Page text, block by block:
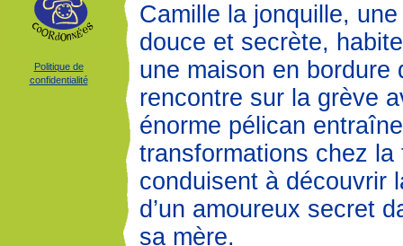
Politique de
confidentialité
Camille la jonquille,
douce et secrète,
une maison en bordure
rencontre sur la grève
énorme pélican
transformations chez la
conduisent à découvrir
d’un amoureux secret
sa mère.